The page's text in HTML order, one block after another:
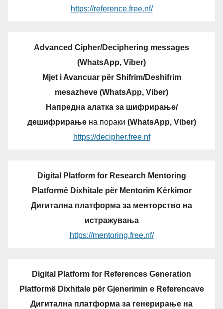
https://reference.free.nf/
Advanced Cipher/Deciphering messages
(WhatsApp, Viber)
Mjet i Avancuar për Shifrim/Deshifrim
mesazheve (WhatsApp, Viber)
Напредна алатка за шифрирање/
дешифрирањена пораки (WhatsApp, Viber)
https://decipher.free.nf
Digital Platform for Research Mentoring
Platformë Dixhitale për Mentorim Kërkimor
Дигитална платформа за менторство на
истражувања
https://mentoring.free.nf/
Digital Platform for References Generation
Platformë Dixhitale për Gjenerimin e Referencave
Дигитална платформа за генерирање на